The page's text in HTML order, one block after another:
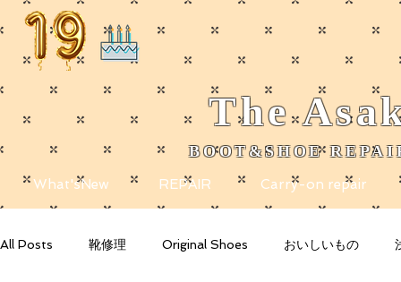
The
​BOOT&SHOE
What'sNew REPAIR Carry-on repair
All Posts 靴修理 Original Shoes おいしいもの